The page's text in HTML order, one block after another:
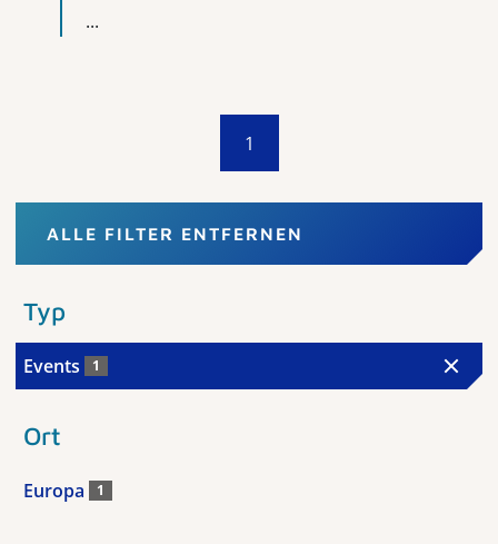
...
1
ALLE FILTER ENTFERNEN
Typ
Events 1
Ort
Europa 1